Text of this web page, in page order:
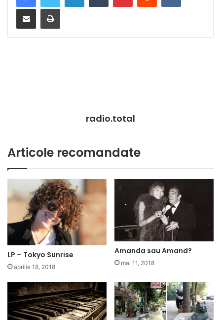
Distribuie prin mail Tipărește
radio.total
Articole recomandate
LP – Tokyo Sunrise
aprilie 18, 2018
Amanda sau Amand?
mai 11, 2018